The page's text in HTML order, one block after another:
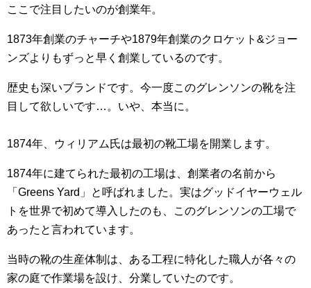
ここで注目したいのが創業年。
1873年創業のチャーチや1879年創業のクロケット&ジョー
ンズよりもずっと早く創業しているのです。
歴史も深いブランドです。今一度このグレンソンの靴を注
目して欲しいです…。いや、本当に。
1874年、ウィリアム氏は最初の靴工場を開業します。
1874年に建てられた最初の工場は、創業者の名前から
「Greens Yard」と呼ばれました。実はグッドイヤーウェル
トを世界で初めて導入したのも、このグレンソンの工場で
あったと言われています。
当時の靴の生産体制は、ある工程に特化した職人が各々の
家の庭で作業場を設け、分業していたのです。